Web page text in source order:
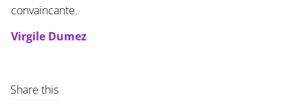
convaincante.
Virgile Dumez
Share this